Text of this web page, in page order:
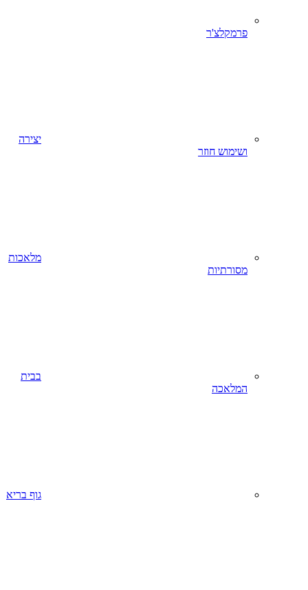
פרמקלצ'ר
יצירה
ושימוש חוזר
מלאכות
מסורתיות
בבית
המלאכה
גוף בריא